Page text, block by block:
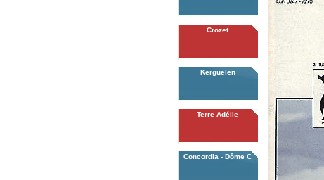
Crozet
Kerguelen
Terre Adélie
Concordia - Dôme C